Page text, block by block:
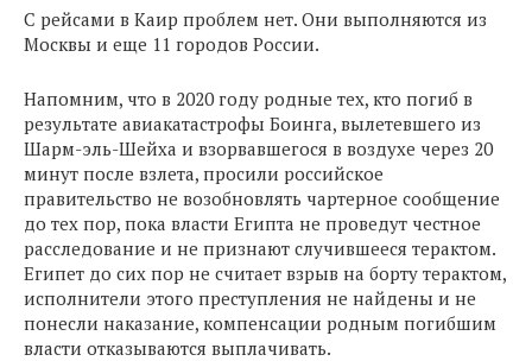
С рейсами в Каир проблем нет. Они выполняются из
Москвы и еще 11 городов России.
Напомним, что в 2020 году родные тех, кто погиб в
результате авиакатастрофы Боинга, вылетевшего из
Шарм-эль-Шейха и взорвавшегося в воздухе через 20
минут после взлета, просили российское
правительство не возобновлять чартерное сообщение
до тех пор, пока власти Египта не проведут честное
расследование и не признают случившееся терактом.
Египет до сих пор не считает взрыв на борту терактом,
исполнители этого преступления не найдены и не
понесли наказание, компенсации родным погибшим
власти отказываются выплачивать.